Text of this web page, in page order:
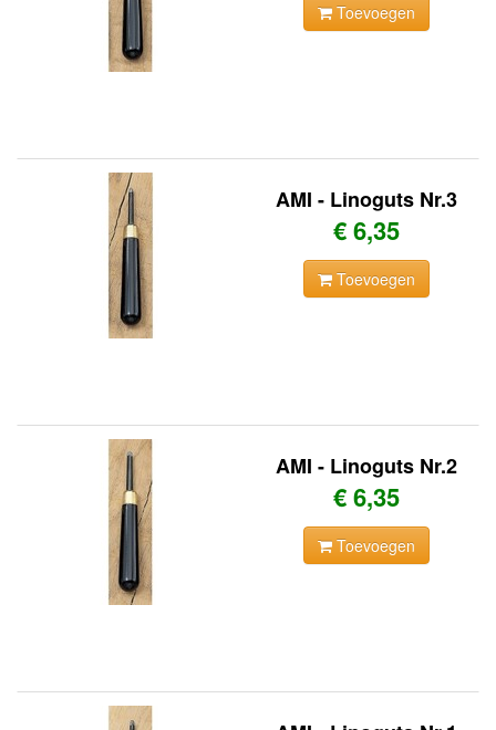
Toevoegen
AMI - Linoguts Nr.3
€ 6,35
Toevoegen
AMI - Linoguts Nr.2
€ 6,35
Toevoegen